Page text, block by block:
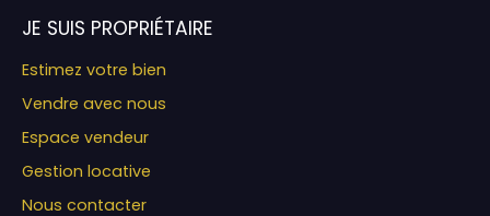
JE SUIS PROPRIÉTAIRE
Estimez votre bien
Vendre avec nous
Espace vendeur
Gestion locative
Nous contacter